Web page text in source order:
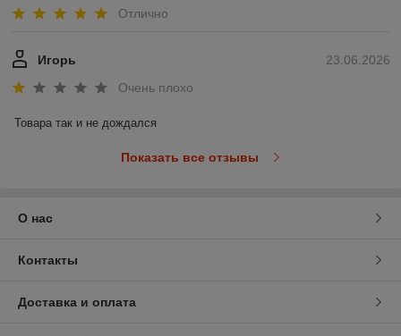
Отлично
23.06.2026
Игорь
Очень плохо
Товара так и не дождался
Показать все отзывы
О нас
Контакты
Доставка и оплата